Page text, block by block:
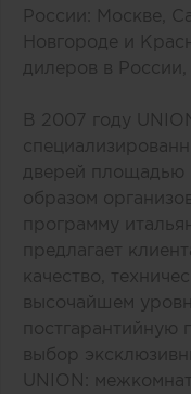
России: Москве,
Новгороде и
дилеров в
В 2007 году
дверей площадью
образом
программу
предлагает
качество,
высочайшем
выбор
UNION: